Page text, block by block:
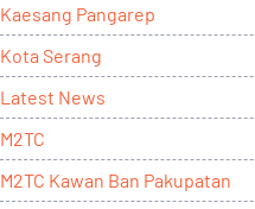
Kaesang Pangarep
Kota Serang
Latest News
M2TC
M2TC Kawan Ban Pakupatan